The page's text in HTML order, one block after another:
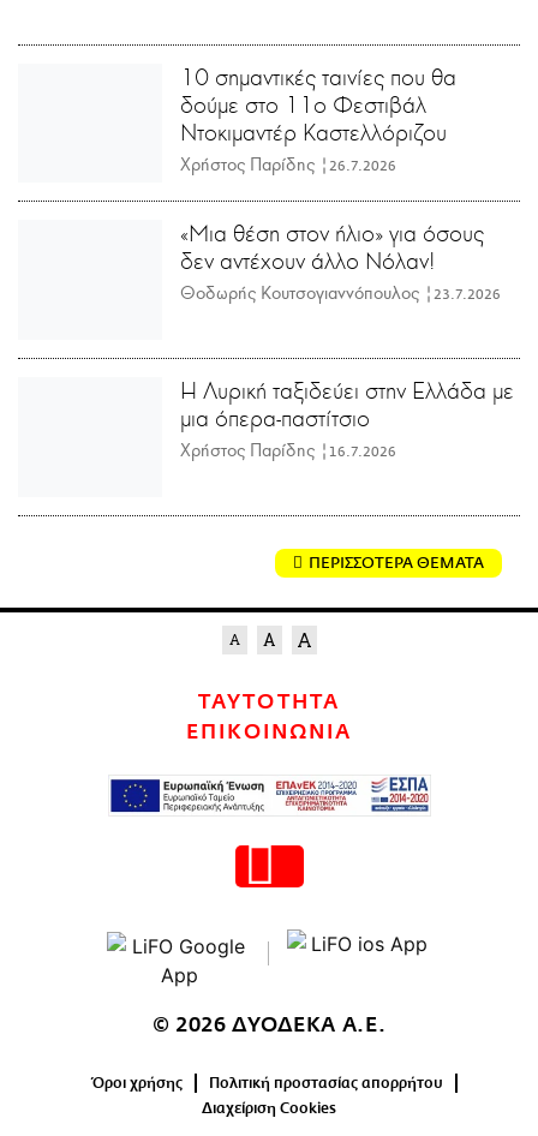
10 σημαντικές ταινίες που θα
δούμε στο 11ο Φεστιβάλ
Ντοκιμαντέρ Καστελλόριζου
Χρήστος Παρίδης | 26.7.2026
«Μια θέση στον ήλιο» για όσους
δεν αντέχουν άλλο Νόλαν!
Θοδωρής Κουτσογιαννόπουλος | 23.7.2026
Η Λυρική ταξιδεύει στην Ελλάδα με
μια όπερα-παστίτσιο
Χρήστος Παρίδης | 16.7.2026
ΠΕΡΙΣΣΟΤΕΡΑ ΘΕΜΑΤΑ
ΤΑΥΤΟΤΗΤΑ
ΕΠΙΚΟΙΝΩΝΙΑ
© 2026 ΔΥΟΔΕΚΑ Α.Ε.
Όροι χρήσης
Πολιτική προστασίας απορρήτου
Διαχείριση Cookies